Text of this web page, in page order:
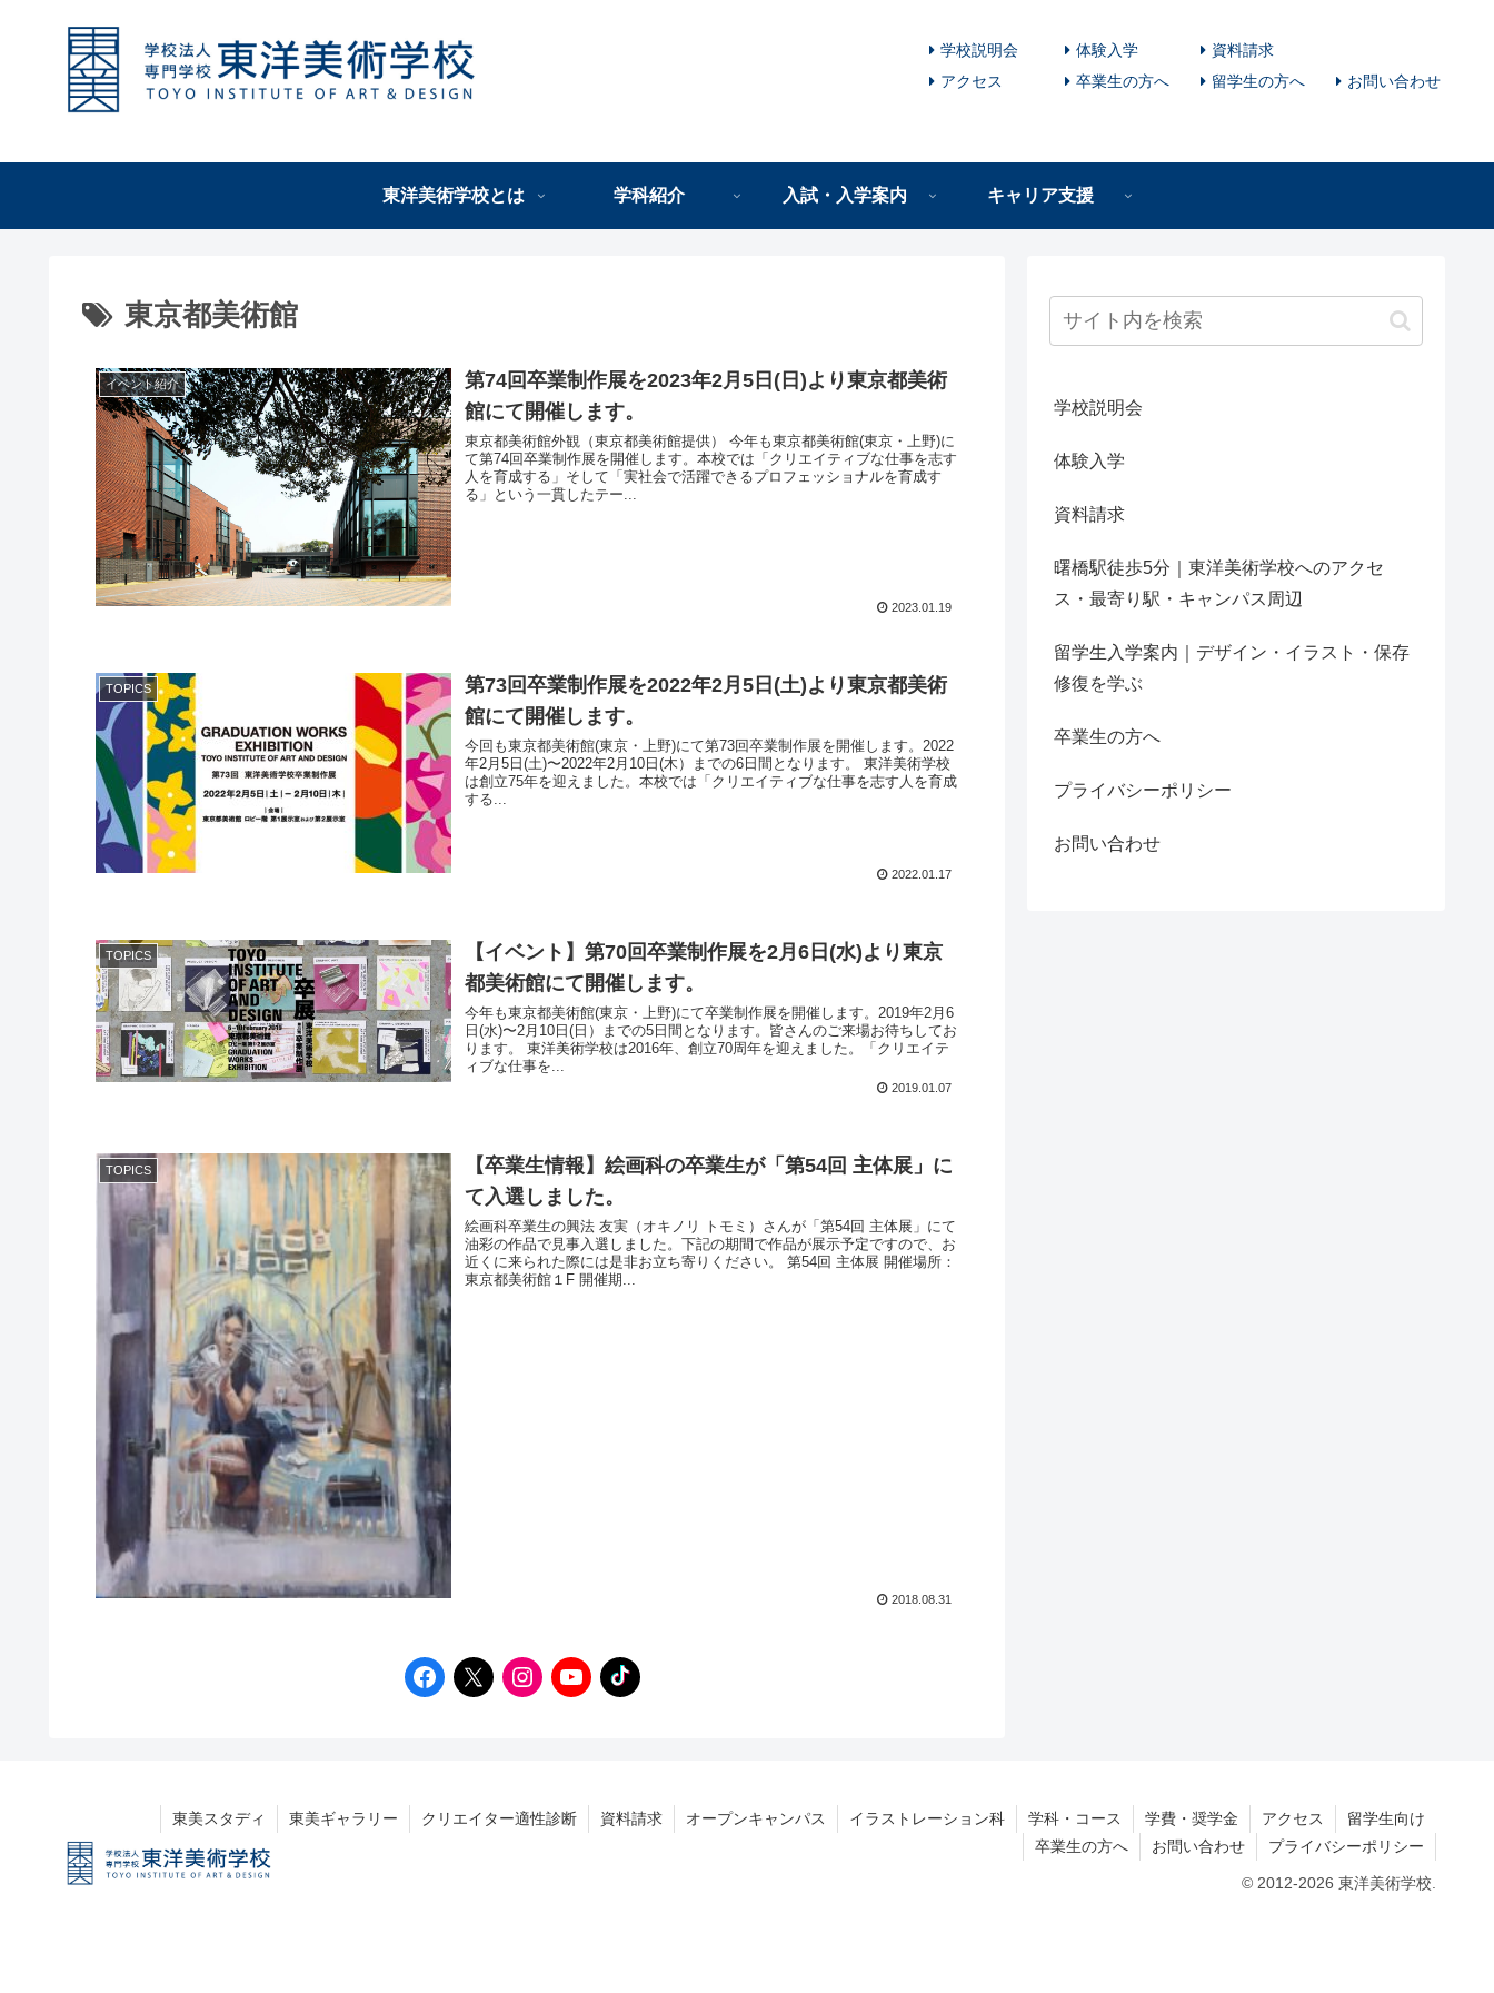
学校説明会 体験入学
資料請求
アクセス
卒業生の方へ 留学生の方へ お問い合わせ
東洋美術学校とは 学科紹介 入試・入学案内 キャリア支援
東京都美術館
イベント紹介
第74回卒業制作展を2023年2月5日(日)より東京都美術
館にて開催します。
東京都美術館外観（東京都美術館提供） 今年も東京都美術館(東京・上野)に
て第74回卒業制作展を開催します。本校では「クリエイティブな仕事を志す
人を育成する」そして「実社会で活躍できるプロフェッショナルを育成す
る」という一貫したテー...
2023.01.19
TOPICS
第73回卒業制作展を2022年2月5日(土)より東京都美術
館にて開催します。
今回も東京都美術館(東京・上野)にて第73回卒業制作展を開催します。2022
年2月5日(土)〜2022年2月10日(木）までの6日間となります。 東洋美術学校
は創立75年を迎えました。本校では「クリエイティブな仕事を志す人を育成
する...
2022.01.17
TOPICS
【イベント】第70回卒業制作展を2月6日(水)より東京
都美術館にて開催します。
今年も東京都美術館(東京・上野)にて卒業制作展を開催します。2019年2月6
日(水)〜2月10日(日）までの5日間となります。皆さんのご来場お待ちしてお
ります。 東洋美術学校は2016年、創立70周年を迎えました。「クリエイテ
ィブな仕事を...
2019.01.07
TOPICS
【卒業生情報】絵画科の卒業生が「第54回 主体展」に
て入選しました。
絵画科卒業生の興法 友実（オキノリ トモミ）さんが「第54回 主体展」にて
油彩の作品で見事入選しました。下記の期間で作品が展示予定ですので、お
近くに来られた際には是非お立ち寄りください。 第54回 主体展 開催場所：
東京都美術館１F 開催期...
2018.08.31
学校説明会
体験入学
資料請求
曙橋駅徒歩5分｜東洋美術学校へのアクセ
ス・最寄り駅・キャンパス周辺
留学生入学案内｜デザイン・イラスト・保存
修復を学ぶ
卒業生の方へ
プライバシーポリシー
お問い合わせ
東美スタディ 東美ギャラリー クリエイター適性診断 資料請求 オープンキャンパス イラストレーション科 学科・コース 学費・奨学金 アクセス
留学生向け
卒業生の方へ
お問い合わせ プライバシーポリシー
© 2012-2026 東洋美術学校.